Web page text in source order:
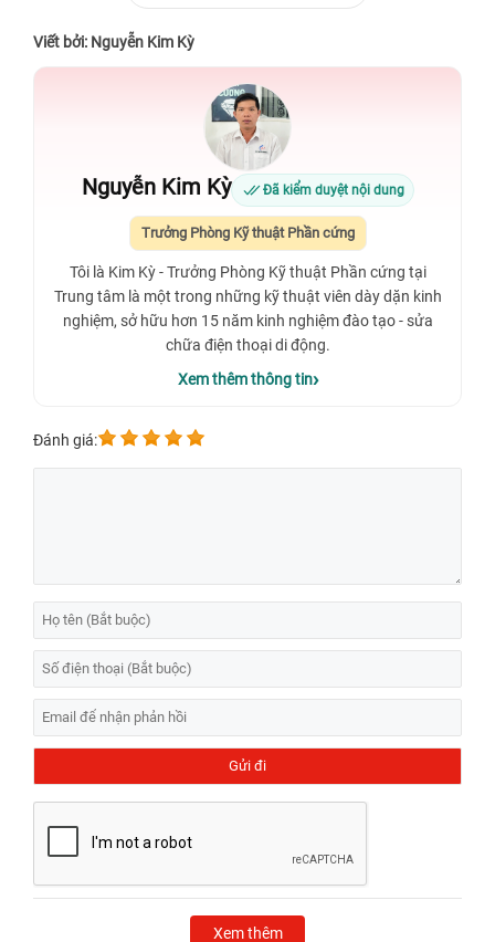
Viết bởi: Nguyễn Kim Kỳ
Nguyễn Kim Kỳ Đã kiểm duyệt nội dung
Trưởng Phòng Kỹ thuật Phần cứng
Tôi là Kim Kỳ - Trưởng Phòng Kỹ thuật Phần cứng tại
Trung tâm là một trong những kỹ thuật viên dày dặn kinh
nghiệm, sở hữu hơn 15 năm kinh nghiệm đào tạo - sửa
chữa điện thoại di động.
Xem thêm thông tin
Đánh giá:
Xem thêm